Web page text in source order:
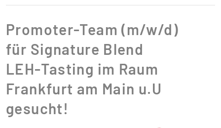
Promoter-Team (m/w/d)
für Signature Blend
LEH-Tasting im Raum
Frankfurt am Main u.U
gesucht!